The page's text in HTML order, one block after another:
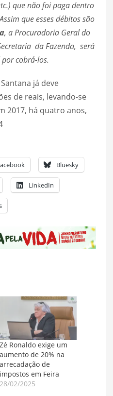
que não foi paga dentro
que esses débitos são
, a Procuradoria Geral do
da Fazenda, será
cobrá-los.
já deve
de reais, levando-se
2017, há quatro anos,
Bluesky
LinkedIn
Zé Ronaldo exige um
aumento de 20% na
arrecadação de
impostos em Feira
28/02/2025